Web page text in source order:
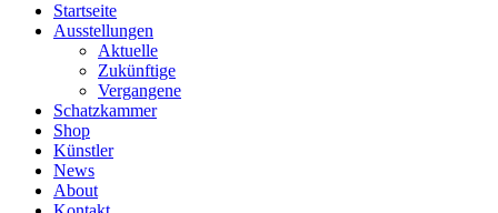
Startseite
Ausstellungen
Aktuelle
Zukünftige
Vergangene
Schatzkammer
Shop
Künstler
News
About